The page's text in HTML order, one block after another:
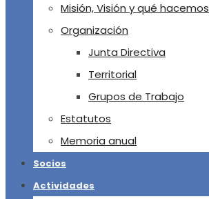
Misión, Visión y qué hacemos
Organización
Junta Directiva
Territorial
Grupos de Trabajo
Estatutos
Memoria anual
Socios
Actividades